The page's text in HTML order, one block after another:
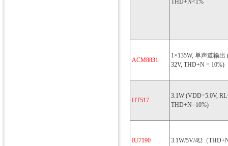
THD+N<1%
ACM8831
1×135W, 单声道输出
32V, THD+N = 10%)
HT517
3.1W (VDD=5.0V,
THD+N=10%)
IU7190 3.1W/5V/4Ω（